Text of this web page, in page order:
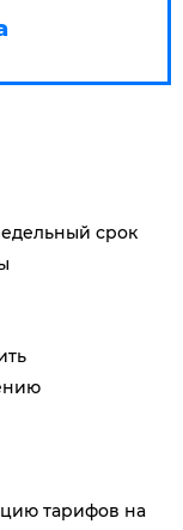
срок
тарифов на